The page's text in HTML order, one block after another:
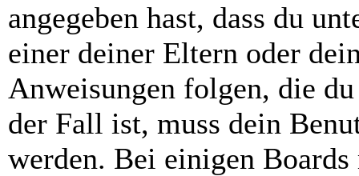
angegeben hast, dass du
einer deiner Eltern oder
Anweisungen folgen, die
der Fall ist, muss dein
werden. Bei einigen Boards